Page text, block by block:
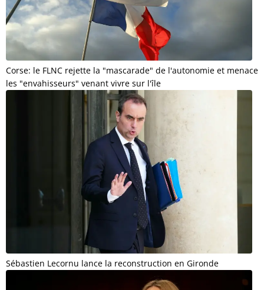
Corse: le FLNC rejette la "mascarade" de l'autonomie et menace
les "envahisseurs" venant vivre sur l'île
Sébastien Lecornu lance la reconstruction en Gironde